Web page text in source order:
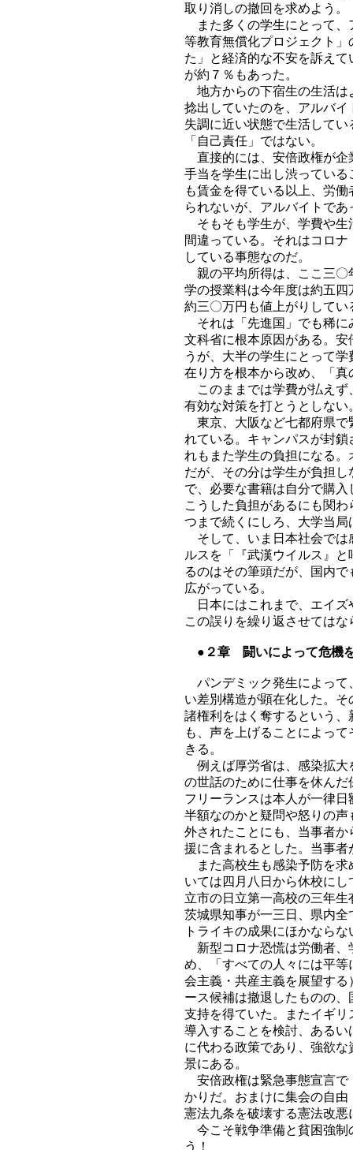
取り消しの撤回を求めよう。
また多くの学生にとって、
等教育無償化プロジェクト
た」と経済的な不安を訴え
が約７％もあった。
地方からの下宿生の生活は
捻出していたのを、アルバ
失調に近い状態で生活して
「自己責任」ではない。
直接的には、安倍政権が企
手当を学生に出し渋ってい
も賃金を得ている以上、労
られないが、アルバイトで
そもそも学生が、学費や生
間違っている。それはコロ
している事態なのだ。
親の平均所得は、ここ三〇
学の授業料は今年度は約五
約三〇万円も値上がりしてい
それは「先進国」でも稀に
文科省に根本原因がある。
うが、大半の学生にとって
在り方を根本から改め、「
このままでは学費が払えず
有効な対策を打とうとしない
東京、大阪など七都府県で
れている。キャンパスが封
れもまた学生の負担になる
だが、その分は学生が負担
で、必要な書籍は自分で購
こうした負担があるにも関
つまで続くにしろ、大学当
そして、いま日本社会では
ルスを「『武漢ウイルス』
るのはその筆頭だが、国内
広がっている。
日本にはこれまで、エイズ
この誤りを繰り返させてはな
●２章 闘いによって危機
パンデミック発生によって
い差別構造が顕在化した。
諸権利をはく奪するという
も、声を上げることによっ
きる。
例えば厚労省は、感染拡大
の世話のために仕事を休ん
フリーランスは本人が一律
半額なのかと疑問や怒りの
外されたことにも、当事者
援に含まれるとした。当事
また高校生も感染予防を求
いては四月八日から休校に
立市の日立第一高校の三年
茨城県知事が一三日、県内
トライキの成果にほかならな
新型コロナ恐慌は労働者、
め、「すべての人々には平
会主義・共産主義を展望す
ース候補は撤退したものの
支持を得ていた。またイギ
導入することを検討、ある
に代わる政策であり、強欲
景にある。
安倍政権は緊急事態宣言で
かりだ。おまけに集会の自
憲法九条を破壊する憲法改
今こそ戦争準備と貧困強制
う！